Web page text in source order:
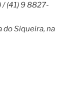
(41) 9 8827-
do Siqueira, na